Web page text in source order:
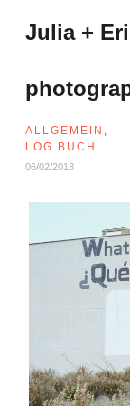
Inhalt
Julia +
ALLGEMEIN ,
LOG BUCH
06/02/2018